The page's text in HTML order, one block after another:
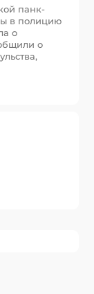
панк-
в полицию
о
о